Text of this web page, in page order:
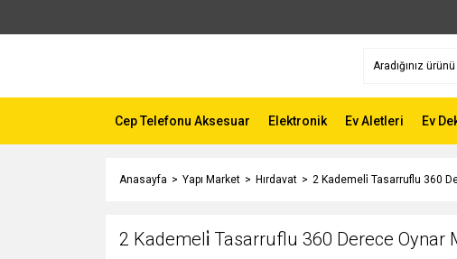
Cep Telefonu Aksesuar Elektronik Ev Aletleri Ev
Anasayfa Yapı Market Hırdavat 2 Kademeli̇ Tasarruflu 360
2 Kademeli̇ Tasarruflu 360 Derece Oynar